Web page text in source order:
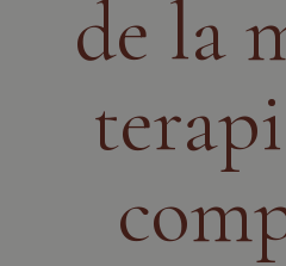
de la